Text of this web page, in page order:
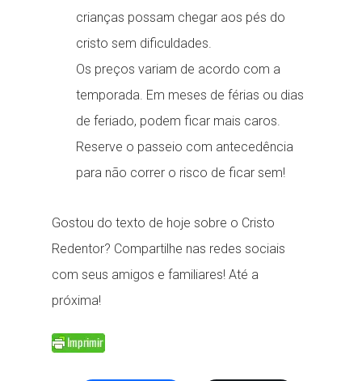
crianças possam chegar aos pés do
cristo sem dificuldades.
Os preços variam de acordo com a
temporada. Em meses de férias ou dias
de feriado, podem ficar mais caros.
Reserve o passeio com antecedência
para não correr o risco de ficar sem!
Gostou do texto de hoje sobre o Cristo
Redentor? Compartilhe nas redes sociais
com seus amigos e familiares! Até a
próxima!